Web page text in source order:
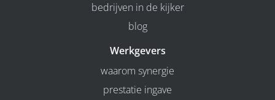
bedrijven in de kijker
blog
Werkgevers
waarom synergie
prestatie ingave